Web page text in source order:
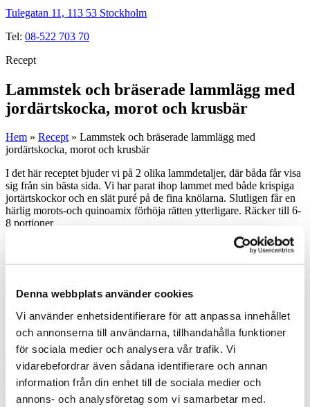
Denna webbplats använder cookies
Vi använder enhetsidentifierare för att anpassa innehållet
och annonserna till användarna, tillhandahålla funktioner
för sociala medier och analysera vår trafik. Vi
vidarebefordrar även sådana identifierare och annan
information från din enhet till de sociala medier och
annons- och analysföretag som vi samarbetar med.
Tulegatan 11, 113 53 Stockholm
Tel: 08-522 703 70
Recept
Lammstek och bräserade lammlägg med
jordärtskocka, morot och krusbär
Hem » Recept» Lammstek och bräserade lammlägg med
jordärtskocka, morot och krusbär
I det här receptet bjuder vi på 2 olika lammdetaljer, där båda får visa
sig från sin bästa sida. Vi har parat ihop lammet med både krispiga
jortärtskockor och en slät puré på de fina knölarna. Slutligen får en
härlig morots-och quinoamix förhöja rätten ytterligare. Räcker till 6-
8 portioner
1 st Morot
1 st Gul lök
1 st Vitlöksklyfta
2 dl Lammfond
Bryn lammet med olivolja i en stekpanna. Lägg köttet i en
tryckkokare. Skala och tärna grönsakerna. Fräs i olivolja och lägg i
tryckkokaren. Häll i ölen och fonden och sätt på locket. Koka 20
min på 7:ans värme, sänk sedan till 4:an och koka 40 min (på